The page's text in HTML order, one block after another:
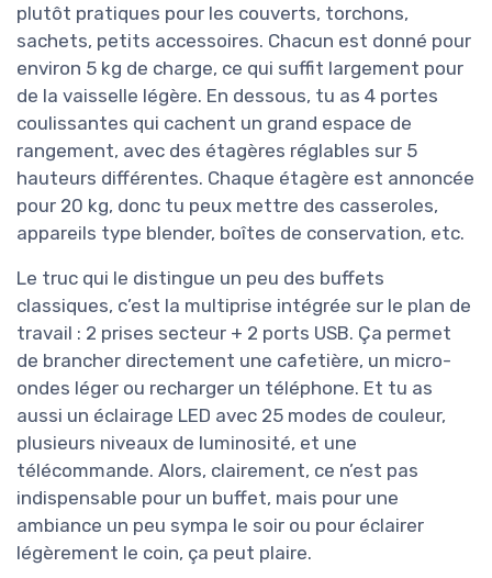
plutôt pratiques pour les couverts, torchons,
sachets, petits accessoires. Chacun est donné pour
environ 5 kg de charge, ce qui suffit largement pour
de la vaisselle légère. En dessous, tu as 4 portes
coulissantes qui cachent un grand espace de
rangement, avec des étagères réglables sur 5
hauteurs différentes. Chaque étagère est annoncée
pour 20 kg, donc tu peux mettre des casseroles,
appareils type blender, boîtes de conservation, etc.
Le truc qui le distingue un peu des buffets
classiques, c’est la multiprise intégrée sur le plan de
travail : 2 prises secteur + 2 ports USB. Ça permet
de brancher directement une cafetière, un micro-
ondes léger ou recharger un téléphone. Et tu as
aussi un éclairage LED avec 25 modes de couleur,
plusieurs niveaux de luminosité, et une
télécommande. Alors, clairement, ce n’est pas
indispensable pour un buffet, mais pour une
ambiance un peu sympa le soir ou pour éclairer
légèrement le coin, ça peut plaire.